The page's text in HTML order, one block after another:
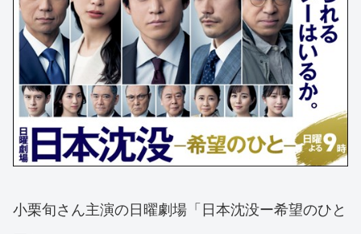
小栗旬さん主演の日曜劇場「日本沈没ー希望のひと